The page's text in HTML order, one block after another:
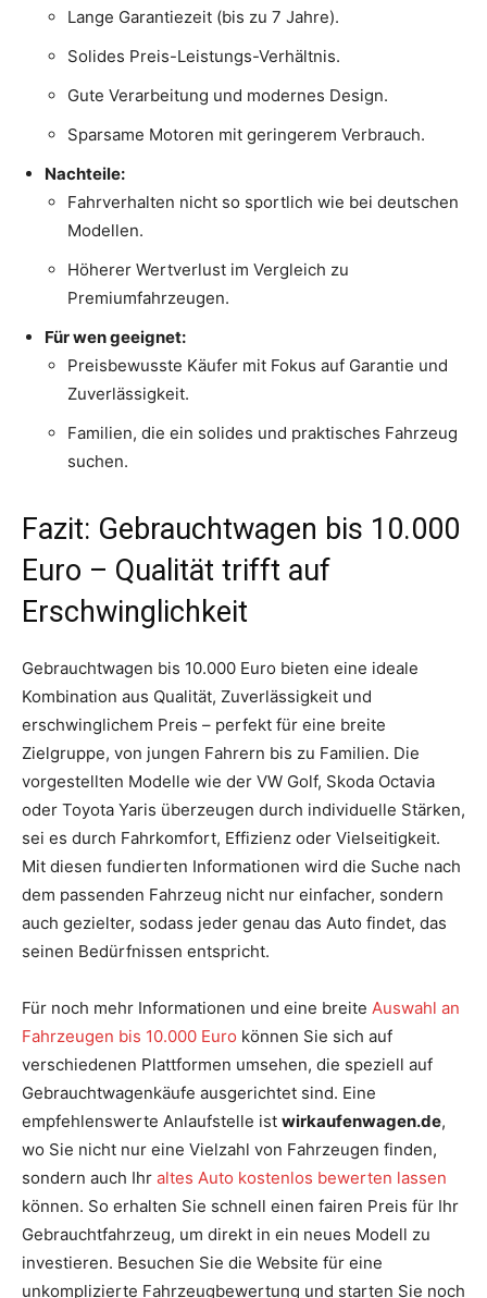
Lange Garantiezeit (bis zu 7 Jahre).
Solides Preis-Leistungs-Verhältnis.
Gute Verarbeitung und modernes Design.
Sparsame Motoren mit geringerem Verbrauch.
Nachteile:
Fahrverhalten nicht so sportlich wie bei deutschen
Modellen.
Höherer Wertverlust im Vergleich zu
Premiumfahrzeugen.
Für wen geeignet:
Preisbewusste Käufer mit Fokus auf Garantie und
Zuverlässigkeit.
Familien, die ein solides und praktisches Fahrzeug
suchen.
Fazit: Gebrauchtwagen bis 10.000
Euro – Qualität trifft auf
Erschwinglichkeit
Gebrauchtwagen bis 10.000 Euro bieten eine ideale
Kombination aus Qualität, Zuverlässigkeit und
erschwinglichem Preis – perfekt für eine breite
Zielgruppe, von jungen Fahrern bis zu Familien. Die
vorgestellten Modelle wie der VW Golf, Skoda Octavia
oder Toyota Yaris überzeugen durch individuelle Stärken,
sei es durch Fahrkomfort, Effizienz oder Vielseitigkeit.
Mit diesen fundierten Informationen wird die Suche nach
dem passenden Fahrzeug nicht nur einfacher, sondern
auch gezielter, sodass jeder genau das Auto findet, das
seinen Bedürfnissen entspricht.
Für noch mehr Informationen und eine breite Auswahl an
Fahrzeugen bis 10.000 Euro können Sie sich auf
verschiedenen Plattformen umsehen, die speziell auf
Gebrauchtwagenkäufe ausgerichtet sind. Eine
empfehlenswerte Anlaufstelle ist wirkaufenwagen.de,
wo Sie nicht nur eine Vielzahl von Fahrzeugen finden,
sondern auch Ihr altes Auto kostenlos bewerten lassen
können. So erhalten Sie schnell einen fairen Preis für Ihr
Gebrauchtfahrzeug, um direkt in ein neues Modell zu
investieren. Besuchen Sie die Website für eine
unkomplizierte Fahrzeugbewertung und starten Sie noch